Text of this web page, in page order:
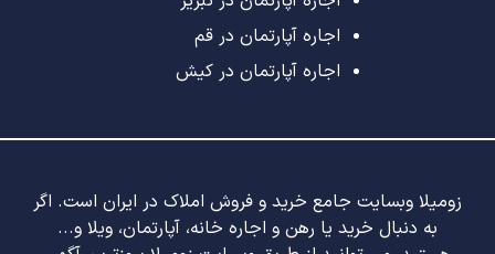
اجاره آپارتمان در قم
اجاره آپارتمان در کیش
زومیلا وبسایت جامع خرید و فروش املاک در ایران است. اگر
به دنبال خرید یا رهن و اجاره خانه، آپارتمان، ویلا و...